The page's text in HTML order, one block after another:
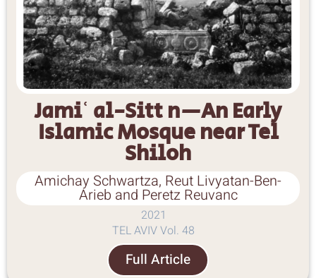
Jamiʿ al-Sitt n—An Early
Islamic Mosque near Tel
Shiloh
Amichay Schwartza, Reut Livyatan-Ben-
Arieb and Peretz Reuvanc
2021
TEL AVIV Vol. 48
Full Article